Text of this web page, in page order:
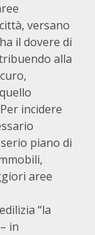
versano
il dovere di
alla
incidere
piano di
aree
“la
in